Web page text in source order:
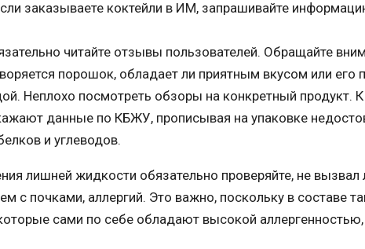
заказываете коктейли в ИМ, запрашивайте
читайте отзывы пользователей. Обращайте
порошок, обладает ли приятным вкусом или его
Неплохо посмотреть обзоры на конкретный продукт.
данные по КБЖУ, прописывая на упаковке
и углеводов.
лишней жидкости обязательно проверяйте, не
с почками, аллергий. Это важно, поскольку в составе
сами по себе обладают высокой аллергенностью,